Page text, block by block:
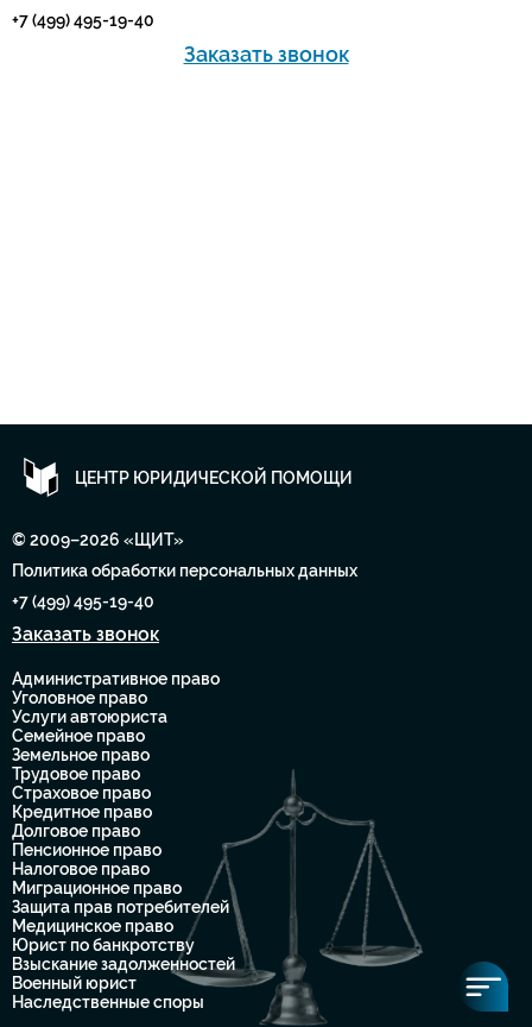
+7 (499) 495-19-40
Заказать звонок
ЦЕНТР ЮРИДИЧЕСКОЙ ПОМОЩИ
© 2009–2026 «ЩИТ»
Политика обработки персональных данных
+7 (499) 495-19-40
Заказать звонок
Административное право
Уголовное право
Услуги автоюриста
Семейное право
Земельное право
Трудовое право
Страховое право
Кредитное право
Долговое право
Пенсионное право
Налоговое право
Миграционное право
Защита прав потребителей
Медицинское право
Юрист по банкротству
Взыскание задолженностей
Военный юрист
Наследственные споры